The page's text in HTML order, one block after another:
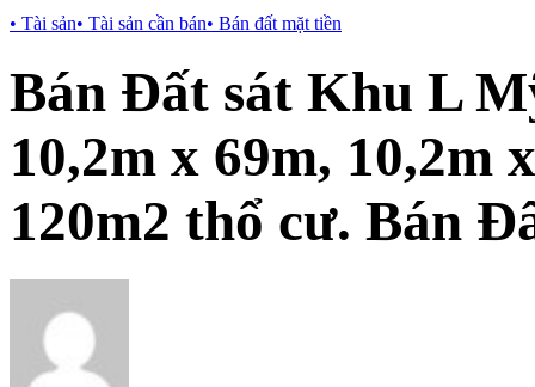
• Tài sản• Tài sản cần bán• Bán đất mặt tiền
Bán Đất sát Khu L
10,2m x 69m, 10,2m
120m2 thổ cư. Bán